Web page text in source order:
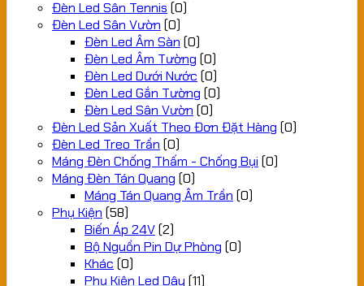
Đèn Led Sân Tennis (0)
Đèn Led Sân Vườn (0)
Đèn Led Âm Sàn (0)
Đèn Led Âm Tường (0)
Đèn Led Dưới Nước (0)
Đèn Led Gắn Tường (0)
Đèn Led Sân Vườn (0)
Đèn Led Sản Xuất Theo Đơn Đặt Hàng (0)
Đèn Led Treo Trần (0)
Máng Đèn Chống Thấm - Chống Bụi (0)
Máng Đèn Tán Quang (0)
Máng Tán Quang Âm Trần (0)
Phụ Kiện (58)
Biến Áp 24V(2)
Bộ Nguồn Pin Dự Phòng (0)
Khác (0)
Phụ Kiện Led Dây (11)